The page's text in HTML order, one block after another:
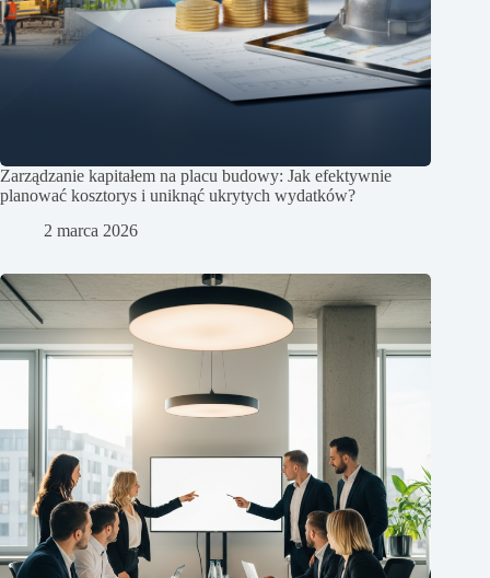
Zarządzanie kapitałem na placu budowy: Jak efektywnie
planować kosztorys i uniknąć ukrytych wydatków?
2 marca 2026